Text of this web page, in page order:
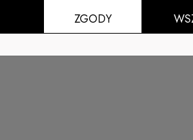
ZGODY